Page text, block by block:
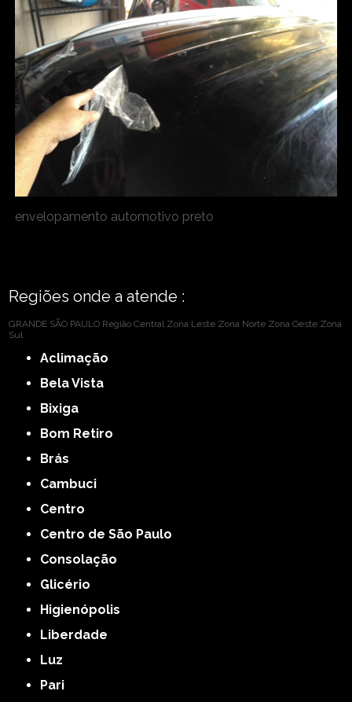
envelopamento automotivo preto
Regiões onde a atende :
GRANDE SÃO PAULO Região Central Zona Leste Zona Norte Zona Oeste Zona
Sul
Aclimação
Bela Vista
Bixiga
Bom Retiro
Brás
Cambuci
Centro
Centro de São Paulo
Consolação
Glicério
Higienópolis
Liberdade
Luz
Pari